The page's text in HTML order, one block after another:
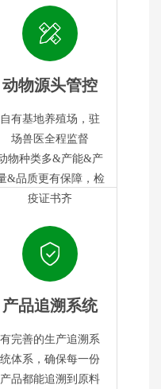
动物源头管控
自有基地养殖场，驻
场兽医全程监督
物种类多&产能&产
&品质更有保障，检
疫证书齐
产品追溯系统
有完善的生产追溯系
统体系，确保每一份
产品都能追溯到原料